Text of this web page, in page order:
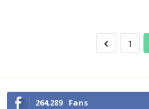
1
264,289 Fans